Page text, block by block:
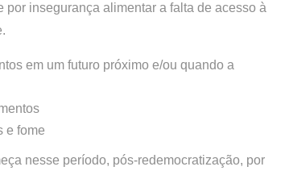
insegurança alimentar a falta de acesso à
em um futuro próximo e/ou quando a
e fome
nesse período, pós-redemocratização, por